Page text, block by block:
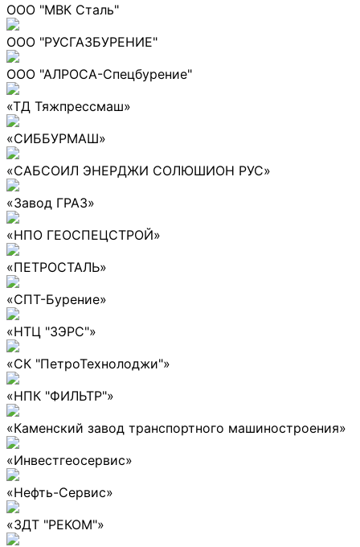
ООО "МВК Сталь"
ООО "РУСГАЗБУРЕНИЕ"
ООО "АЛРОСА-Спецбурение"
«ТД Тяжпрессмаш»
«СИББУРМАШ»
«САБСОИЛ ЭНЕРДЖИ СОЛЮШИОН РУС»
«Завод ГРАЗ»
«НПО ГЕОСПЕЦСТРОЙ»
«ПЕТРОСТАЛЬ»
«СПТ-Бурение»
«НТЦ "ЗЭРС"»
«СК "ПетроТехнолоджи"»
«НПК "ФИЛЬТР"»
«Каменский завод транспортного машиностроения»
«Инвестгеосервис»
«Нефть-Сервис»
«ЗДТ "РЕКОМ"»